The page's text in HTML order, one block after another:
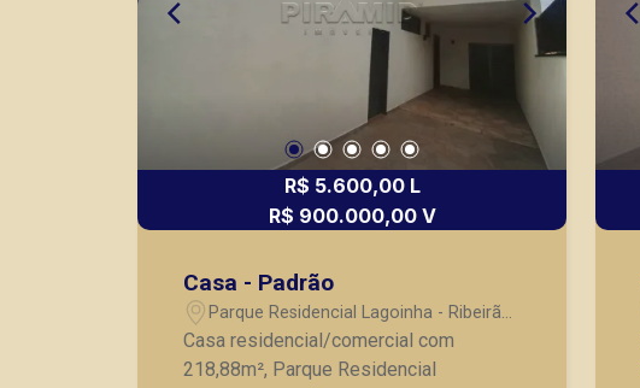
R$ 5.600,00 L
R$ 900.000,00 V
Casa - Padrão
Parque Residencial Lagoinha - Ribeirão
Preto/SP
Casa residencial/comercial com
218,88m², Parque Residencial